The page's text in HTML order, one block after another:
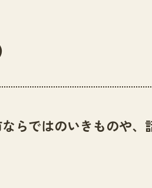
らではのいきものや、